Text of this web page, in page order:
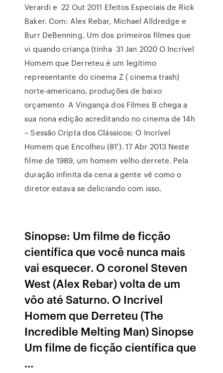
Verardi e 22 Out 2011 Efeitos Especiais de Rick
Baker. Com: Alex Rebar, Michael Alldredge e
Burr DeBenning. Um dos primeiros filmes que
vi quando criança (tinha 31 Jan 2020 O Incrível
Homem que Derreteu é um legítimo
representante do cinema Z ( cinema trash)
norte-americano, produções de baixo
orçamento A Vingança dos Filmes B chega a
sua nona edição acreditando no cinema de 14h
– Sessão Cripta dos Clássicos: O Incrível
Homem que Encolheu (81'). 17 Abr 2013 Neste
filme de 1989, um homem velho derrete. Pela
duração infinita da cena a gente vê como o
diretor estava se deliciando com isso.
Sinopse: Um filme de ficção
científica que você nunca mais
vai esquecer. O coronel Steven
West (Alex Rebar) volta de um
vôo até Saturno. O Incrivel
Homem que Derreteu (The
Incredible Melting Man) Sinopse
Um filme de ficção científica que
…